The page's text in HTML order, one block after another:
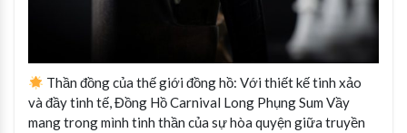
Thần đồng của thế giới đồng hồ: Với thiết kế tinh xảo
và đầy tinh tế, Đồng Hồ Carnival Long Phụng Sum Vầy
mang trong mình tinh thần của sự hòa quyện giữa truyền